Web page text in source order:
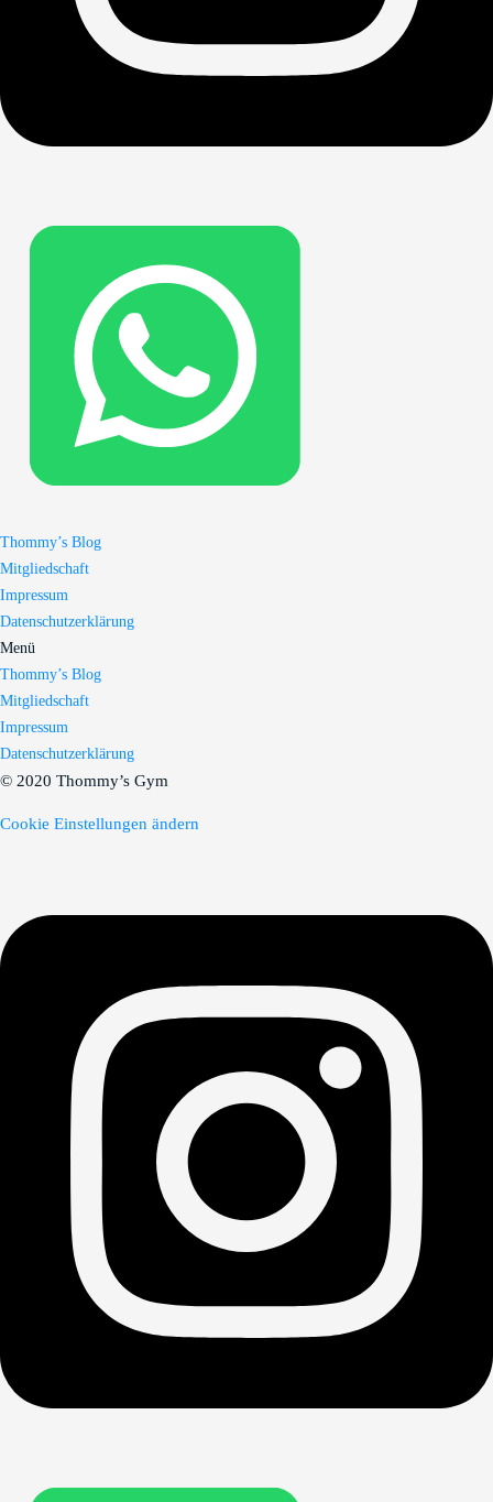
Thommy’s Blog
Mitgliedschaft
Impressum
Datenschutzerklärung
Menü
Thommy’s Blog
Mitgliedschaft
Impressum
Datenschutzerklärung
© 2020 Thommy’s Gym
Cookie Einstellungen ändern